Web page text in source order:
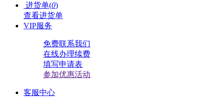
进货单(0)
查看进货单
VIP服务
免费联系我们
在线办理续费
填写申请表
参加优惠活动
客服中心